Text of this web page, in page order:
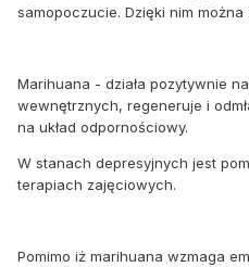
samopoczucie. Dzięki nim
Marihuana - działa pozytywnie
wewnętrznych, regeneruje i
na układ odpornościowy.
W stanach depresyjnych jest
terapiach zajęciowych.
Pomimo iż marihuana wzmaga